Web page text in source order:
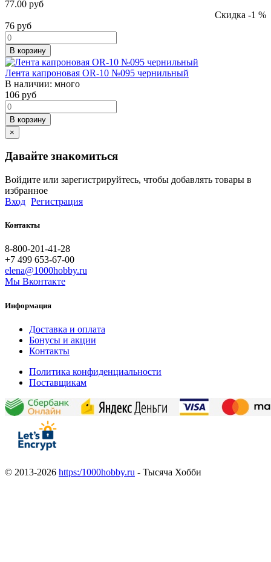
77.00 руб
Скидка -1 %
76 руб
В корзину
Лента капроновая OR-10 №095 чернильный
В наличии: много
106 руб
В корзину
×
Давайте знакомиться
Войдите или зарегистрируйтесь, чтобы добавлять товары в
избранное
Вход Регистрация
Контакты
8-800-201-41-28
+7 499 653-67-00
elena@1000hobby.ru
Мы Вконтакте
Информация
Доставка и оплата
Бонусы и акции
Контакты
Политика конфиденциальности
Поставщикам
© 2013-2026 https:/1000hobby.ru - Тысяча Хобби